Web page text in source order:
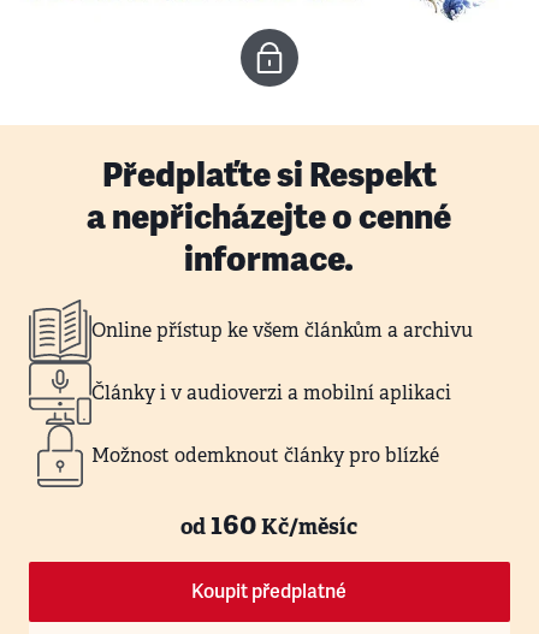
Předplaťte si Respekt
a nepřicházejte o cenné
informace.
Online přístup ke všem článkům a archivu
Články i v audioverzi a mobilní aplikaci
Možnost odemknout články pro blízké
od160Kč/měsíc
Koupit předplatné